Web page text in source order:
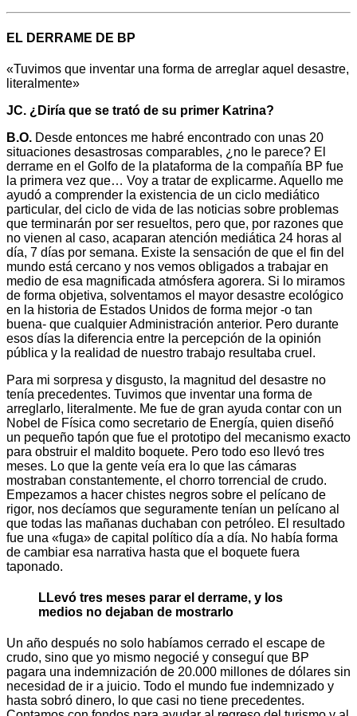
EL DERRAME DE BP
«Tuvimos que inventar una forma de arreglar aquel desastre,
literalmente»
JC. ¿Diría que se trató de su primer Katrina?
B.O. Desde entonces me habré encontrado con unas 20
situaciones desastrosas comparables, ¿no le parece? El
derrame en el Golfo de la plataforma de la compañía BP fue
la primera vez que… Voy a tratar de explicarme. Aquello me
ayudó a comprender la existencia de un ciclo mediático
particular, del ciclo de vida de las noticias sobre problemas
que terminarán por ser resueltos, pero que, por razones que
no vienen al caso, acaparan atención mediática 24 horas al
día, 7 días por semana. Existe la sensación de que el fin del
mundo está cercano y nos vemos obligados a trabajar en
medio de esa magnificada atmósfera agorera. Si lo miramos
de forma objetiva, solventamos el mayor desastre ecológico
en la historia de Estados Unidos de forma mejor -o tan
buena- que cualquier Administración anterior. Pero durante
esos días la diferencia entre la percepción de la opinión
pública y la realidad de nuestro trabajo resultaba cruel.
Para mi sorpresa y disgusto, la magnitud del desastre no
tenía precedentes. Tuvimos que inventar una forma de
arreglarlo, literalmente. Me fue de gran ayuda contar con un
Nobel de Física como secretario de Energía, quien diseñó
un pequeño tapón que fue el prototipo del mecanismo exacto
para obstruir el maldito boquete. Pero todo eso llevó tres
meses. Lo que la gente veía era lo que las cámaras
mostraban constantemente, el chorro torrencial de crudo.
Empezamos a hacer chistes negros sobre el pelícano de
rigor, nos decíamos que seguramente tenían un pelícano al
que todas las mañanas duchaban con petróleo. El resultado
fue una «fuga» de capital político día a día. No había forma
de cambiar esa narrativa hasta que el boquete fuera
taponado.
LLevó tres meses parar el derrame, y los
medios no dejaban de mostrarlo
Un año después no solo habíamos cerrado el escape de
crudo, sino que yo mismo negocié y conseguí que BP
pagara una indemnización de 20.000 millones de dólares sin
necesidad de ir a juicio. Todo el mundo fue indemnizado y
hasta sobró dinero, lo que casi no tiene precedentes.